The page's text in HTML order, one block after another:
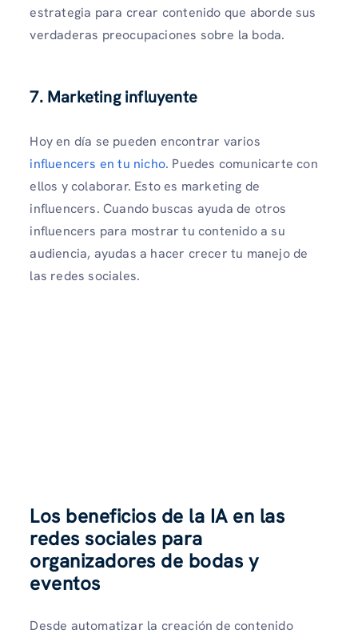
estrategia para crear contenido que aborde sus
verdaderas preocupaciones sobre la boda.
7. Marketing influyente
Hoy en día se pueden encontrar varios
influencers en tu nicho. Puedes comunicarte con
ellos y colaborar. Esto es marketing de
influencers. Cuando buscas ayuda de otros
influencers para mostrar tu contenido a su
audiencia, ayudas a hacer crecer tu manejo de
las redes sociales.
Los beneficios de la IA en las
redes sociales para
organizadores de bodas y
eventos
Desde automatizar la creación de contenido